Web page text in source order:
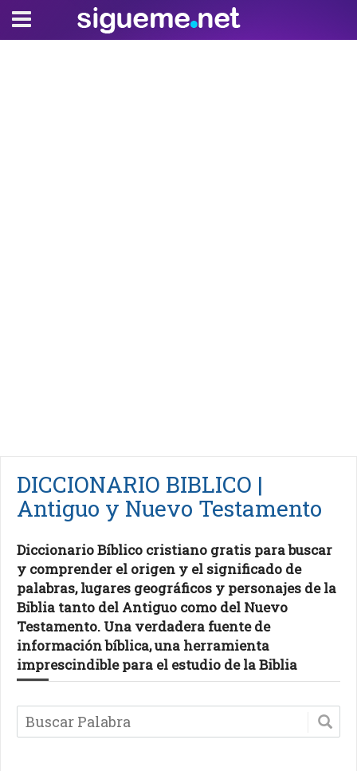
DICCIONARIO BIBLICO |
Antiguo y Nuevo Testamento
Diccionario Bíblico cristiano gratis para buscar
y comprender el origen y el significado de
palabras, lugares geográficos y personajes de la
Biblia tanto del Antiguo como del Nuevo
Testamento. Una verdadera fuente de
información bíblica, una herramienta
imprescindible para el estudio de la Biblia